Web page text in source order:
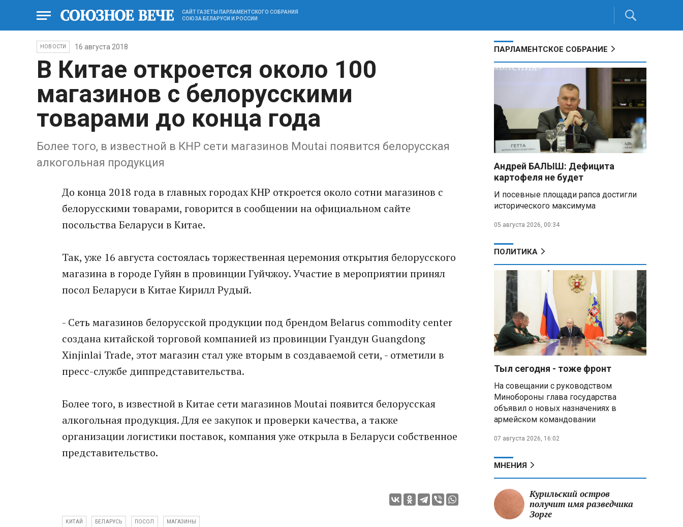
САЙТ ГАЗЕТЫ ПАРЛАМЕНТСКОГО СОБРАНИЯ
СОЮЗА БЕЛАРУСИ И РОССИИ
НОВОСТИ 16 августа 2018
В Китае откроется около 100
магазинов с белорусскими
товарами до конца года
Более того, в известной в КНР сети магазинов Moutai появится белорусская
алкогольная продукция
До конца 2018 года в главных городах КНР откроется около сотни магазинов с
белорусскими товарами, говорится в сообщении на официальном сайте
посольства Беларуси в Китае.
Так, уже 16 августа состоялась торжественная церемония открытия белорусского
магазина в городе Гуйян в провинции Гуйчжоу. Участие в мероприятии принял
посол Беларуси в Китае Кирилл Рудый.
- Сеть магазинов белорусской продукции под брендом Belarus commodity center
создана китайской торговой компанией из провинции Гуандун Guangdong
Xinjinlai Trade, этот магазин стал уже вторым в создаваемой сети, - отметили в
пресс-службе диппредставительства.
Более того, в известной в Китае сети магазинов Moutai появится белорусская
алкогольная продукция. Для ее закупок и проверки качества, а также
организации логистики поставок, компания уже открыла в Беларуси собственное
представительство.
КИТАЙ БЕЛАРУСЬ ПОСОЛ МАГАЗИНЫ
ПАРЛАМЕНТСКОЕ СОБРАНИЕ
Андрей БАЛЫШ: Дефицита
картофеля не будет
И посевные площади рапса достигли
исторического максимума
05 августа 2026, 00:34
ПОЛИТИКА
Тыл сегодня - тоже фронт
На совещании с руководством
Минобороны глава государства
объявил о новых назначениях в
армейском командовании
07 августа 2026, 16:02
МНЕНИЯ
Курильский остров
получит имя разведчика
Зорге